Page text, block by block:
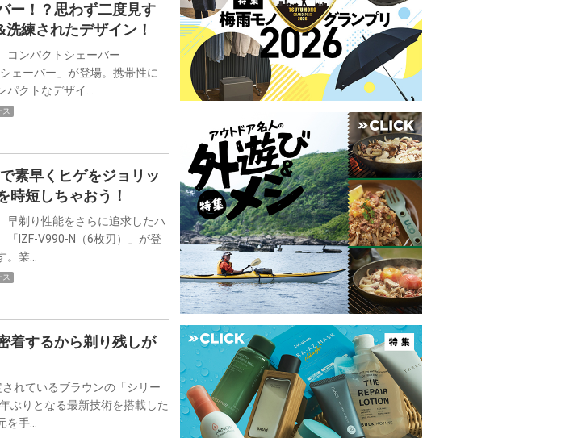
ー！？思わず二度見す
練されたデザイン！
コンパクトシェーバー
ェーバー」が登場。携帯性に
パクトなデザイ…
ス
素早くヒゲをジョリッ
時短しちゃおう！
早剃り性能をさらに追求したハ
「IZF-V990-N（6枚刃）」が登
。業…
ス
着するから剃り残しが
れているブラウンの「シリー
ぶりとなる最新技術を搭載した
を手…